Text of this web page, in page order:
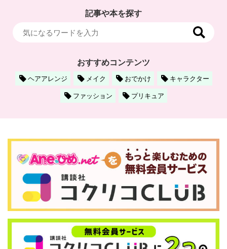
記事や本を探す
おすすめコンテンツ
ヘアアレンジ メイク おでかけ
キャラクター
ファッション
プリキュア